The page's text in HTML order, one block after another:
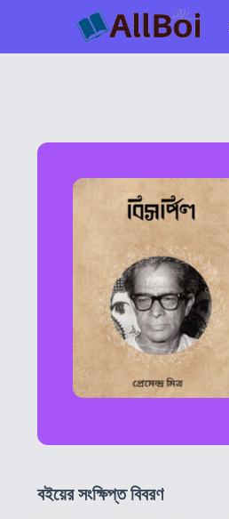
বইয়ের সংক্ষিপ্ত বিবরণ